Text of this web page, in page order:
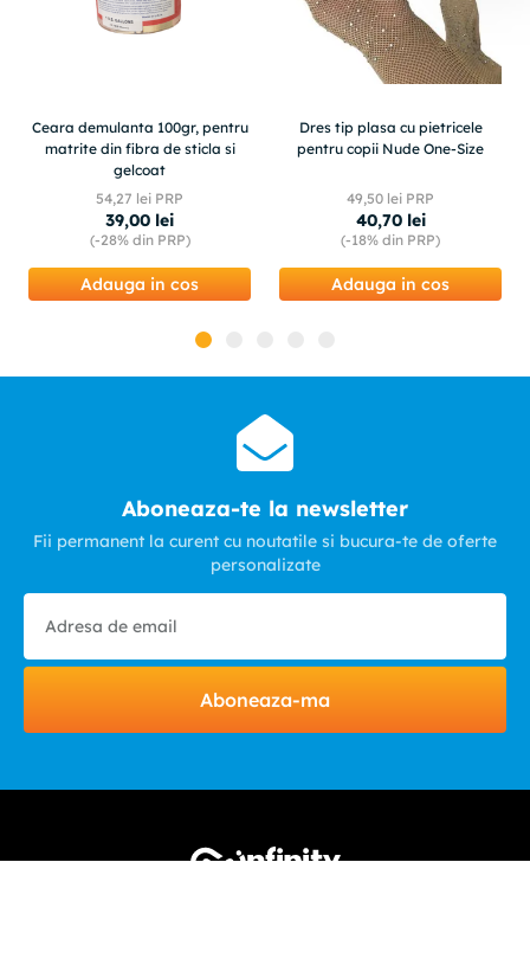
Ceara demulanta 100gr, pentru
matrite din fibra de sticla si
gelcoat
54,27 lei PRP
39,00 lei
(-28%din PRP)
Adauga in cos
Dres tip plasa cu pietricele
pentru copii Nude One-Size
49,50 lei PRP
40,70 lei
(-18% din PRP)
Adauga in cos
Aboneaza-te la newsletter
Fii permanent la curent cu noutatile si bucura-te de oferte
personalizate
Aboneaza-ma